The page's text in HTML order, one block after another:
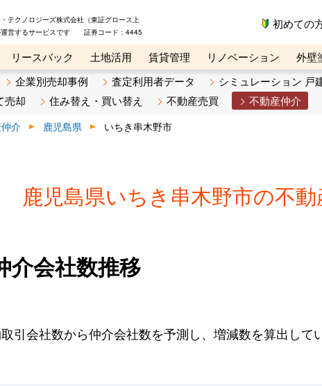
・テクノロジーズ株式会社（東証グロース上
運営するサービスです 証券コード：4445
初めての
リースバック 土地活用 賃貸管理 リノベーション 外壁
オンライン講座 リビンマガジンBiz 不動産売却ご相談デ
企業別売却事例 査定利用者データ
シミュレーション 戸
売却 住み替え・買い替え 不動産売買 不動産仲介
介 鹿児島県 いちき串木野市
鹿児島県いちき串木野市の不
介会社数推移
引会社数から仲介会社数を予測し、増減数を算出し